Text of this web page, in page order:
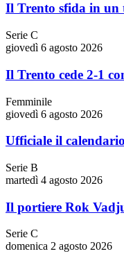
Il Trento sfida in un
Serie C
giovedì 6 agosto 2026
Il Trento cede 2-1
Femminile
giovedì 6 agosto 2026
Ufficiale il
Serie B
martedì 4 agosto 2026
Il portiere Rok
Serie C
domenica 2 agosto 2026